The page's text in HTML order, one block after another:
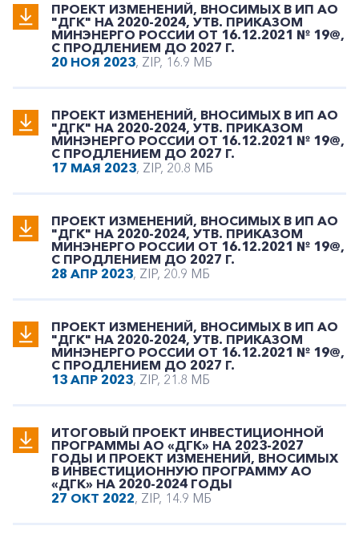
ПРОЕКТ ИЗМЕНЕНИЙ, ВНОСИМЫХ В ИП АО
"ДГК" НА 2020-2024, УТВ. ПРИКАЗОМ
МИНЭНЕРГО РОССИИ ОТ 16.12.2021 № 19@,
С ПРОДЛЕНИЕМ ДО 2027 Г.
20 НОЯ 2023, ZIP, 16.9 МБ
ПРОЕКТ ИЗМЕНЕНИЙ, ВНОСИМЫХ В ИП АО
"ДГК" НА 2020-2024, УТВ. ПРИКАЗОМ
МИНЭНЕРГО РОССИИ ОТ 16.12.2021 № 19@,
С ПРОДЛЕНИЕМ ДО 2027 Г.
17 МАЯ 2023, ZIP, 20.8 МБ
ПРОЕКТ ИЗМЕНЕНИЙ, ВНОСИМЫХ В ИП АО
"ДГК" НА 2020-2024, УТВ. ПРИКАЗОМ
МИНЭНЕРГО РОССИИ ОТ 16.12.2021 № 19@,
С ПРОДЛЕНИЕМ ДО 2027 Г.
28 АПР 2023, ZIP, 20.9 МБ
ПРОЕКТ ИЗМЕНЕНИЙ, ВНОСИМЫХ В ИП АО
"ДГК" НА 2020-2024, УТВ. ПРИКАЗОМ
МИНЭНЕРГО РОССИИ ОТ 16.12.2021 № 19@,
С ПРОДЛЕНИЕМ ДО 2027 Г.
13 АПР 2023, ZIP, 21.8 МБ
ИТОГОВЫЙ ПРОЕКТ ИНВЕСТИЦИОННОЙ
ПРОГРАММЫ АО «ДГК» НА 2023-2027
ГОДЫ И ПРОЕКТ ИЗМЕНЕНИЙ, ВНОСИМЫХ
В ИНВЕСТИЦИОННУЮ ПРОГРАММУ АО
«ДГК» НА 2020-2024 ГОДЫ
27 ОКТ 2022, ZIP, 14.9 МБ